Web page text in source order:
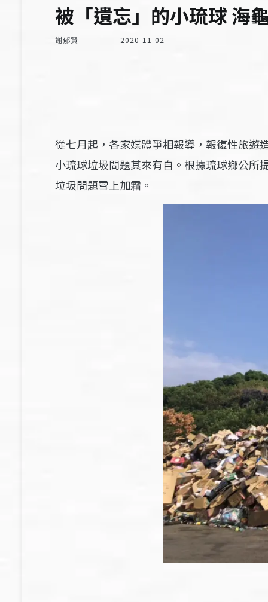
被「遺忘」的小琉球 海
謝郁賢 2020-11-02
從七月起，各家媒體爭相報導，報復性旅遊
小琉球垃圾問題其來有自。根據琉球鄉公所
垃圾問題雪上加霜。